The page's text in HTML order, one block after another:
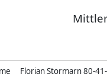
Florian Stormarn 80-